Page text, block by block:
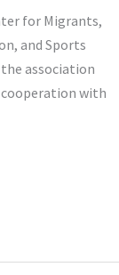
for Migrants,
and Sports
the association
cooperation with